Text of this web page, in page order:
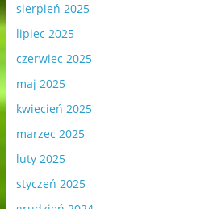
sierpień 2025
lipiec 2025
czerwiec 2025
maj 2025
kwiecień 2025
marzec 2025
luty 2025
styczeń 2025